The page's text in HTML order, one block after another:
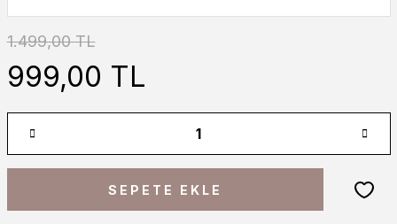
1.499,00 TL
999,00 TL
SEPETE EKLE